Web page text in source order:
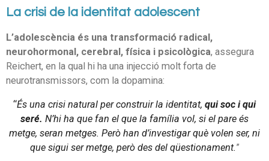
La crisi de la identitat adolescent
L’adolescència és una transformació radical,
neurohormonal, cerebral, física i psicològica, assegura
Reichert, en la qual hi ha una injecció molt forta de
neurotransmissors, com la dopamina:
“És una crisi natural per construir la identitat, qui soc i qui
seré. N’hi ha que fan el que la família vol, si el pare és
metge, seran metges. Però han d’investigar què volen ser, ni
que sigui ser metge, però des del qüestionament.”